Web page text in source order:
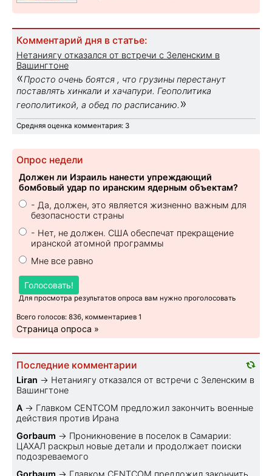
Комментарий дня в статье:
Нетаниягу отказался от встречи с Зеленским в
Вашингтоне
«Просто очень боятся , что грузины перестанут
поставлять хинкали и хачапури. Геополитика
геополитикой, а обед по расписанию. »
Средняя оценка комментария: 3
Опрос недели
Должен ли Израиль нанести упреждающий
бомбовый удар по иранским ядерным объектам?
- Да, должен, это является жизненно важным для
безопасности страны
- Нет, не должен. США обеспечат прекращение
иранской атомной программы
Мне все равно
Голосовать!
Для просмотра результатов опроса вам нужно проголосовать
Всего голосов: 836, комментариев 1
Страница опроса »
Последние комментарии
Liran → Нетаниягу отказался от встречи с Зеленским в
Вашингтоне
A → Главком CENTCOM предложил закончить военные
действия против Ирана
Gorbaum → Проникновение в поселок в Самарии:
ЦАХАЛ раскрыл новые детали и продолжает поиски
подозреваемого
Gorbaum → Главком CENTCOM предложил закончить